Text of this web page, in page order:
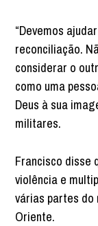
“Devemos
reconciliação.
considerar o
como uma
Deus à sua
militares.
Francisco disse
violência e
várias partes do
Oriente.